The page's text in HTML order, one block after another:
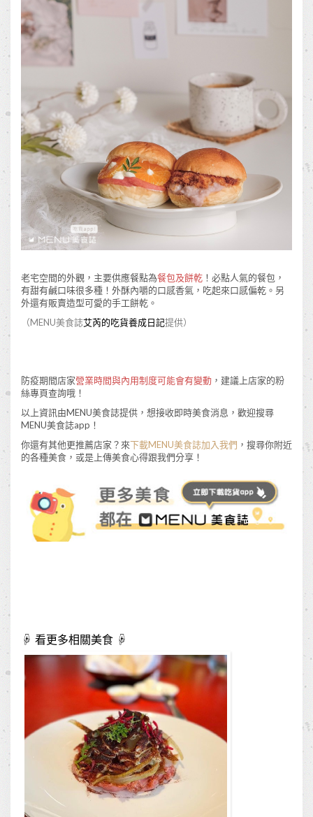
老宅空間的外觀，主要供應餐點為餐包及餅乾 ！必點人氣的餐包，
有甜有鹹口味很多種！外酥內嚼的口感香氣，吃起來口感偏乾。另
外還有販賣造型可愛的手工餅乾。
（MENU美食誌艾芮的吃貨養成日記提供）
防疫期間店家營業時間與內用制度可能會有變動 ，建議上店家的粉
絲專頁查詢哦！
以上資訊由MENU美食誌提供，想接收即時美食消息，歡迎搜尋
MENU美食誌app！
你還有其他更推薦店家？來下載MENU美食誌加入我們 ，搜尋你附近
的各種美食，或是上傳美食心得跟我們分享！
☟ 看更多相關美食 ☟